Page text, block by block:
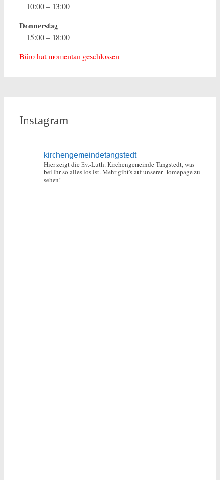
10:00 – 13:00
Donnerstag
15:00 – 18:00
Büro hat momentan geschlossen
Instagram
kirchengemeindetangstedt
Hier zeigt die Ev.-Luth. Kirchengemeinde Tangstedt, was
bei Ihr so alles los ist.Mehr gibt's auf unserer Homepage zu
sehen!